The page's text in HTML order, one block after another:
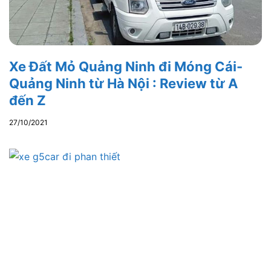
Xe Đất Mỏ Quảng Ninh đi Móng Cái-
Quảng Ninh từ Hà Nội : Review từ A
đến Z
27/10/2021